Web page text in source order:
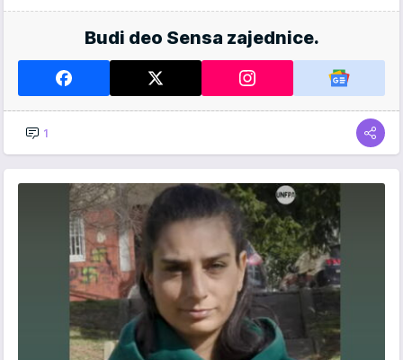
Budi deo Sensa zajednice.
1